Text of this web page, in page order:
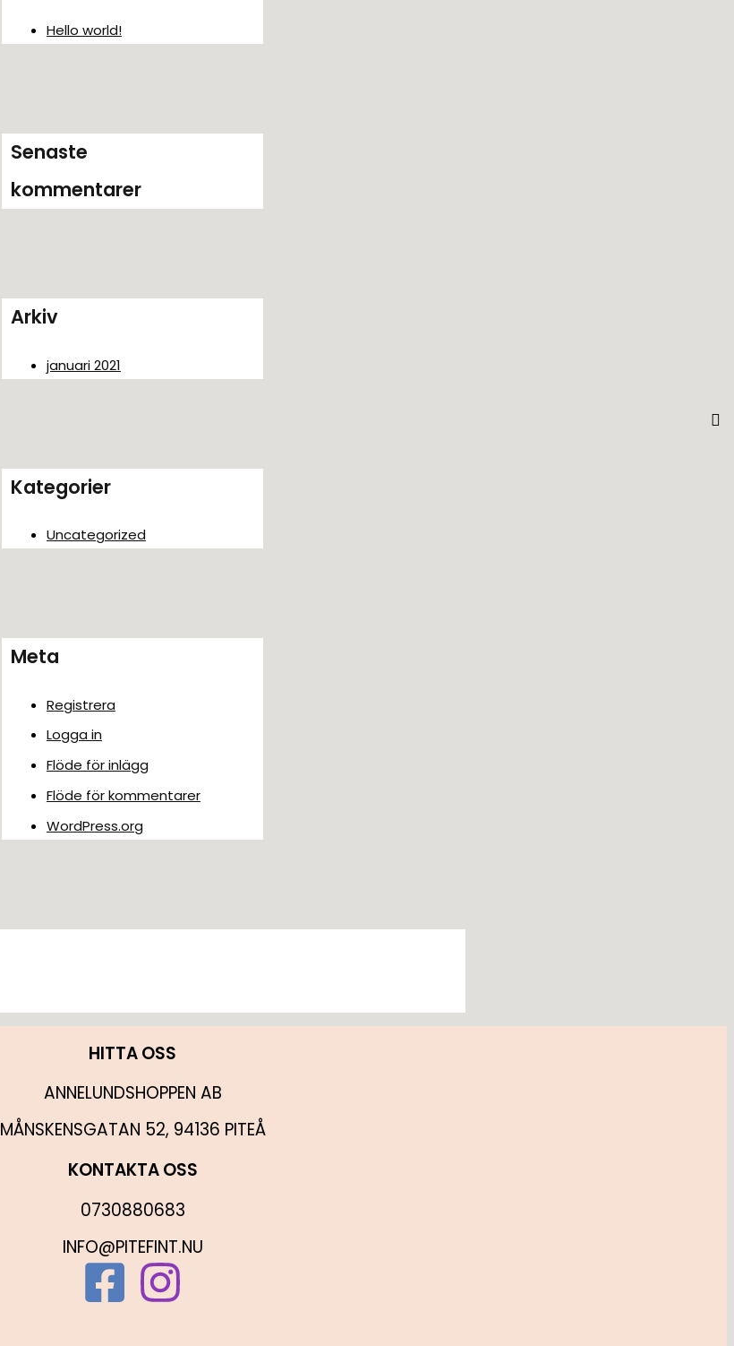
:
Hello world!
Senaste
kommentarer
Arkiv
januari 2021
Kategorier
Uncategorized
Meta
Registrera
Logga in
Flöde för inlägg
Flöde för kommentarer
WordPress.org
HITTA OSS
ANNELUNDSHOPPEN AB
MÅNSKENSGATAN 52, 94136 PITEÅ
KONTAKTA OSS
0730880683
INFO@PITEFINT.NU